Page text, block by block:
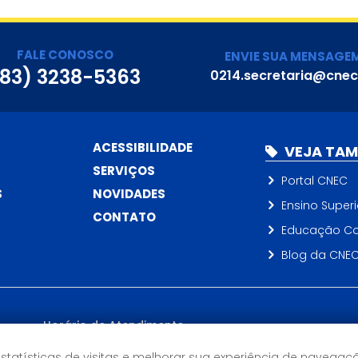
FALE CONOSCO
3238-5363
ENVIE SUA
ACESSIBILIDADE
SERVIÇOS
NOVIDADES
CONTATO
VEJA
Portal CNEC
Ensino
Educação
Blog da
Horário de Atendimento